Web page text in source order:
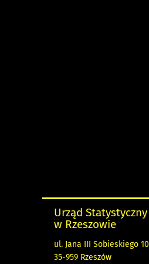
Urząd Statystyczny
w Rzeszowie
ul. Jana III Sobieskiego 10
35-959 Rzeszów